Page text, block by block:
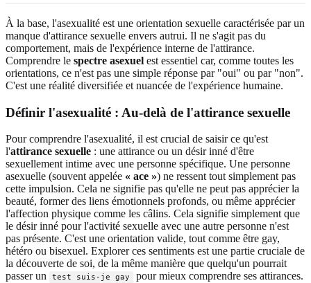
À la base, l'asexualité est une orientation sexuelle caractérisée par un
manque d'attirance sexuelle envers autrui. Il ne s'agit pas du
comportement, mais de l'expérience interne de l'attirance.
Comprendre le spectre asexuel est essentiel car, comme toutes les
orientations, ce n'est pas une simple réponse par "oui" ou par "non".
C'est une réalité diversifiée et nuancée de l'expérience humaine.
Définir l'asexualité : Au-delà de l'attirance sexuelle
Pour comprendre l'asexualité, il est crucial de saisir ce qu'est
l'attirance sexuelle : une attirance ou un désir inné d'être
sexuellement intime avec une personne spécifique. Une personne
asexuelle (souvent appelée « ace ») ne ressent tout simplement pas
cette impulsion. Cela ne signifie pas qu'elle ne peut pas apprécier la
beauté, former des liens émotionnels profonds, ou même apprécier
l'affection physique comme les câlins. Cela signifie simplement que
le désir inné pour l'activité sexuelle avec une autre personne n'est
pas présente. C'est une orientation valide, tout comme être gay,
hétéro ou bisexuel. Explorer ces sentiments est une partie cruciale de
la découverte de soi, de la même manière que quelqu'un pourrait
passer un
test suis-je gay pour mieux comprendre ses attirances.